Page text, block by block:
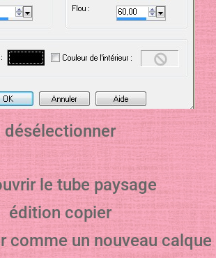
désélectionner
le tube paysage
édition copier
comme un nouveau calque